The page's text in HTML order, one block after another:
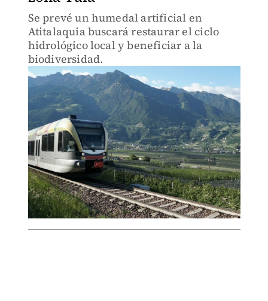
Se prevé un humedal artificial en
Atitalaquia buscará restaurar el ciclo
hidrológico local y beneficiar a la
biodiversidad.